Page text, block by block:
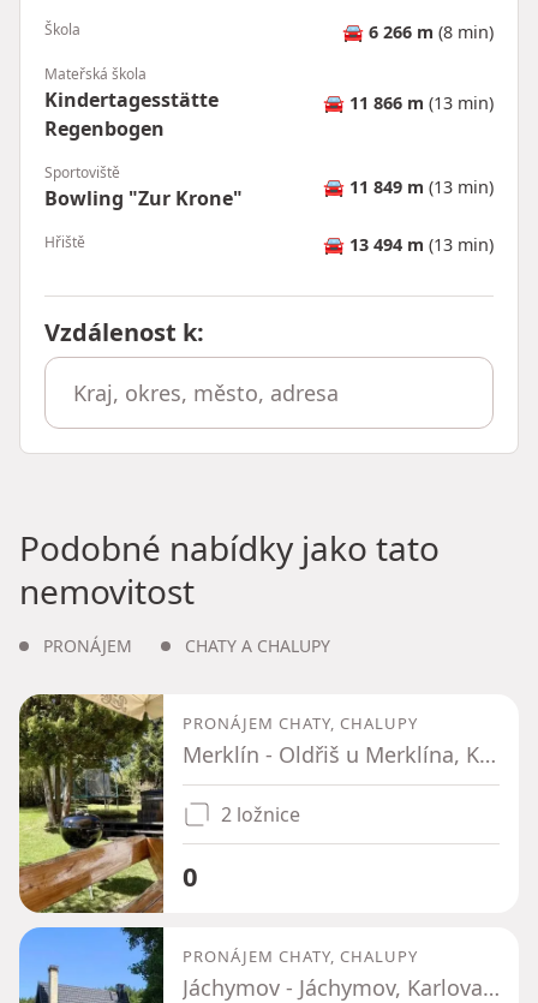
Škola 🚘 6 266 m (8 min)
Mateřská škola
Kindertagesstätte
Regenbogen
🚘 11 866 m (13 min)
Sportoviště
Bowling "Zur Krone" 🚘 11 849 m (13 min)
Hřiště 🚘 13 494 m (13 min)
Vzdálenost k:
Podobné nabídky jako tato
nemovitost
PRONÁJEM CHATY A CHALUPY
PRONÁJEM CHATY, CHALUPY
Merklín - Oldřiš u Merklína, Karlovarský kraj
2 ložnice
0
PRONÁJEM CHATY, CHALUPY
Jáchymov - Jáchymov, Karlovarský kraj